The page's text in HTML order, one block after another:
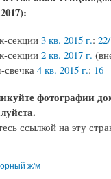
секции 3 кв. 2015 г.:
секции 2 кв. 2017 г.
свечка 4 кв. 2015 г.: 16
фотографии
ссылкой на эту
ж/м